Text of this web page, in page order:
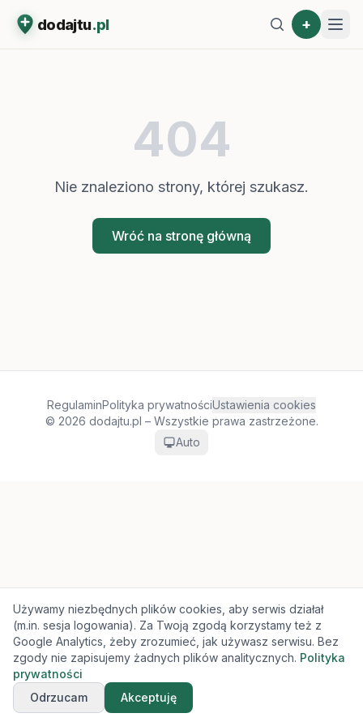
dodajtu.pl +
404
Nie znaleziono strony, której szukasz.
Wróć na stronę główną
RegulaminPolityka prywatnościUstawienia cookies
© 2026 dodajtu.pl – Wszystkie prawa zastrzeżone.
Auto
Używamy niezbędnych plików cookies, aby serwis działał
(m.in. sesja logowania). Za Twoją zgodą korzystamy też z
Google Analytics, żeby zrozumieć, jak używasz serwisu. Bez
zgody nie zapisujemy żadnych plików analitycznych. Polityka
prywatności
Odrzucam
Akceptuję